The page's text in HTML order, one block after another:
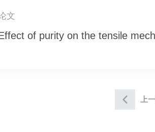
文
of purity on the tensile
上